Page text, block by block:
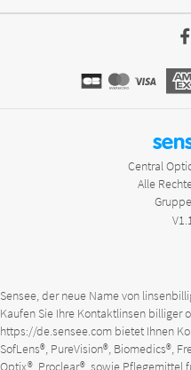
Central
Alle
Gruppe
Sensee, der neue Name von
Kaufen Sie Ihre Kontaktlinsen billiger
https://de.sensee.com bietet Ihnen
SofLens®, PureVision®, Biomedics®,
Optix®, Proclear®, sowie Pflegemittel